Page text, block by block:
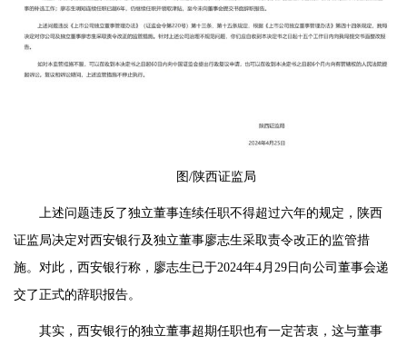
图/陕西证监局
上述问题违反了独立董事连续任职不得超过六年的规定，陕西
证监局决定对西安银行及独立董事廖志生采取责令改正的监管措
施。对此，西安银行称，廖志生已于2024年4月29日向公司董事会递
交了正式的辞职报告。
其实，西安银行的独立董事超期任职也有一定苦衷，这与董事